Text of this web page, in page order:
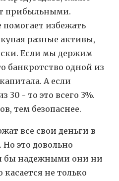
прибыльными.
избежать
разные активы,
Если мы держим
банкротство одной из
А если
30 - то это всего 3%.
тем безопаснее.
все свои деньги в
это довольно
бы надежными они ни
касается не только